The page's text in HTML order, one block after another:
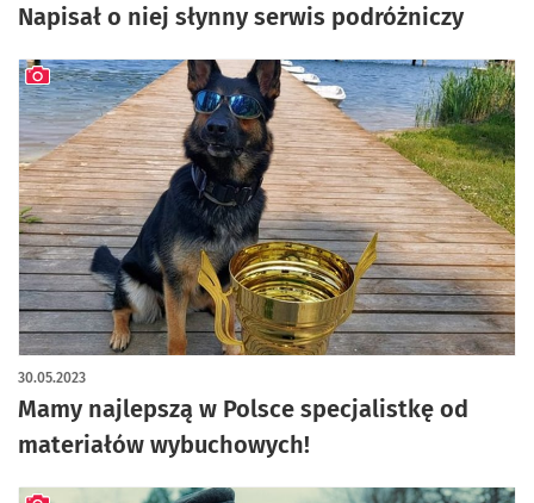
Napisał o niej słynny serwis podróżniczy
Mamy najlepszą w Polsce specjalistkę od
materiałów wybuchowych!
30.05.2023
artykuł z galerią zdjęć